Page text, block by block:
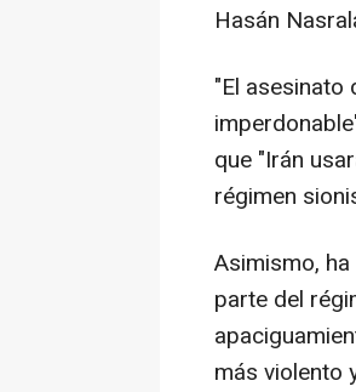
Hasán
"El asesinato
que "Irán
régimen
Asimismo,
parte del
más violento